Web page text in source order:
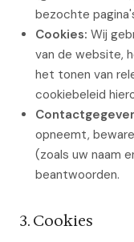
bezochte
Cookies: Wij
van de website,
het tonen van
cookiebeleid
opneemt,
(zoals uw naam
beantwoorden.
3. Cookies